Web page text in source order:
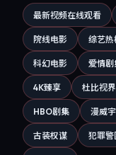
最新视频在线观看
院线电影 综艺热
科幻电影 爱情剧
4K臻享 杜比视界
HBO剧集 漫威
古装权谋 犯罪警